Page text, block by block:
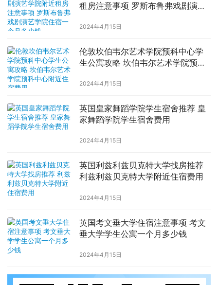
租房注意事项 罗斯布鲁弗戏剧演艺
2024年4月15日
伦敦坎伯韦尔艺术学院预科中心学
生公寓攻略 坎伯韦尔艺术学院预科
2024年4月15日
英国皇家舞蹈学院学生宿舍推荐 皇
家舞蹈学院学生宿舍费用
2024年4月15日
英国利兹利兹贝克特大学找房推荐
利兹利兹贝克特大学附近住宿费用
2024年4月15日
英国考文垂大学住宿注意事项 考文
垂大学学生公寓一个月多少钱
2024年4月15日